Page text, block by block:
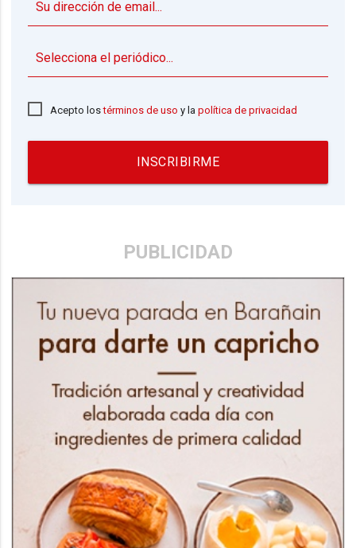
Acepto lostérminos de uso y lapolítica de privacidad
INSCRIBIRME
PUBLICIDAD